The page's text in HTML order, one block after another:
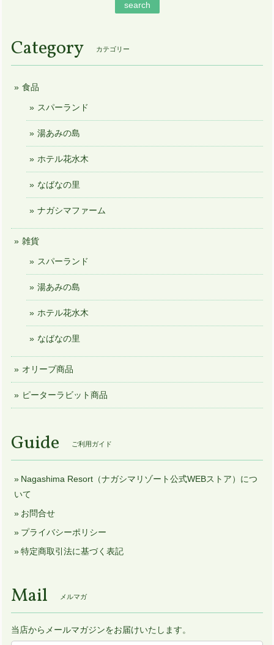
search
Category カテゴリー
食品
スパーランド
湯あみの島
ホテル花水木
なばなの里
ナガシマファーム
雑貨
スパーランド
湯あみの島
ホテル花水木
なばなの里
オリーブ商品
ピーターラビット商品
Guide ご利用ガイド
Nagashima Resort（ナガシマリゾート公式WEBストア）につ
いて
お問合せ
プライバシーポリシー
特定商取引法に基づく表記
Mail メルマガ
当店からメールマガジンをお届けいたします。